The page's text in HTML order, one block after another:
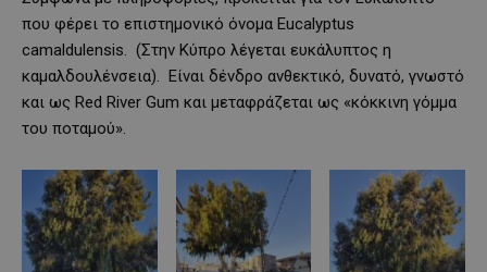
που φέρει το επιστημονικό όνομα Eucalyptus
camaldulensis. (Στην Κύπρο λέγεται ευκάλυπτος η
καμαλδουλένσεια). Είναι δένδρο ανθεκτικό, δυνατό, γνωστό
και ως Red River Gum και μεταφράζεται ως «κόκκινη γόμμα
του ποταμού».